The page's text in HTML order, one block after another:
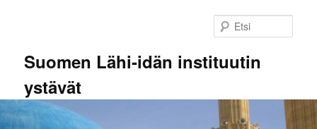
Suomen Lähi-idän instituutin
ystävät